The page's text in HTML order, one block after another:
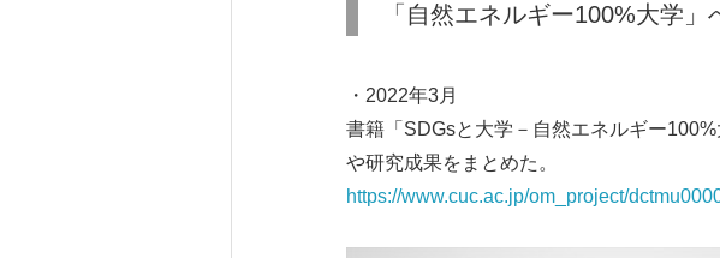
「自然エネルギー100%大学
・2022年3月
書籍「SDGsと大学－自然エネルギー
や研究成果をまとめた。
https://www.cuc.ac.jp/om_project/